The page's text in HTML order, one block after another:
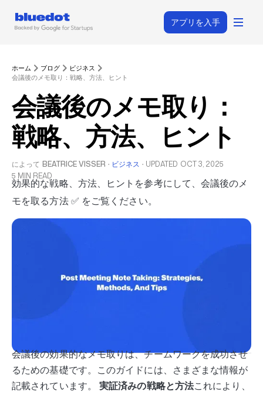
アプリを入手
ホーム ブログ
ビジネス
会議後のメモ取り：戦略、方法、ヒント
会議後のメモ取り：
戦略、方法、ヒント
によって BEATRICE VISSER · ビジネス · UPDATED OCT 3, 2025
5 MIN READ
効果的な戦略、方法、ヒントを参考にして、会議後のメ
モを取る方法 ✅ をご覧ください。
会議後の効果的なメモ取りは、チームワークを成功させ
るための基礎です。このガイドには、さまざまな情報が
記載されています。 実証済みの戦略と方法これにより、